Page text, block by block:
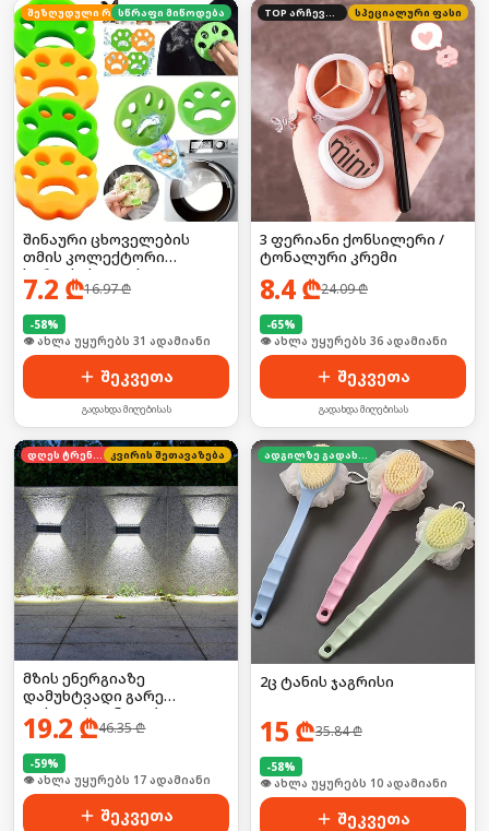
შეზღუდული რაოდენობა
სწრაფი მიწოდება
შინაური ცხოველების
თმის კოლექტორი
სარეცხისათვის 2ც
7.2 ₾16.97₾
-58%
🛒 ბოლო 24სთ-ში იყიდა 42-მა
შეკვეთა
გადახდა მიღებისას
TOP არჩევანი სპეციალური ფასი
3 ფერიანი ქონსილერი /
ტონალური კრემი
8.4₾24.09₾
-65%
🛒 ბოლო 24სთ-ში იყიდა 54-მა
შეკვეთა
გადახდა მიღებისას
დღეს ტრენდში კვირის შეთავაზება
მზის ენერგიაზე
დამუხტვადი გარე
ფასადის განათება
19.2 ₾46.35₾
-59%
🛒 ბოლო 24სთ-ში იყიდა 22-მა
შეკვეთა
ადგილზე გადახდა
2ც ტანის ჯაგრისი
15 ₾35.84₾
-58%
🛒 ბოლო 24სთ-ში იყიდა 12-მა
შეკვეთა